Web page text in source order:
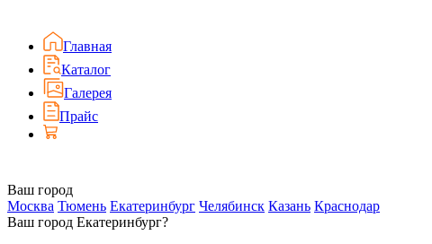
Главная
Каталог
Галерея
Прайс
Ваш город
Москва Тюмень Екатеринбург Челябинск Казань Краснодар
Ваш город Екатеринбург?